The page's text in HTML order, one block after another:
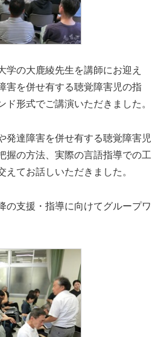
の大鹿綾先生を講師にお迎え
害を併せ有する聴覚障害児の指
形式でご講演いただきました。
発達障害を併せ有する聴覚障害児
握の方法、実際の言語指導での工
てお話しいただきました。
支援・指導に向けてグループワ